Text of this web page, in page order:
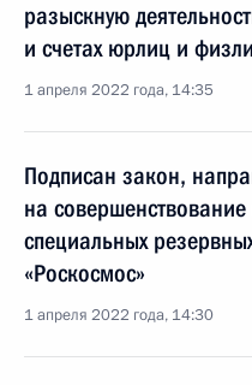
разыскную
и счетах юрлиц и
1 апреля 2022 года, 14:35
Подписан закон,
на
специальных
«Роскосмос»
1 апреля 2022 года, 14:30